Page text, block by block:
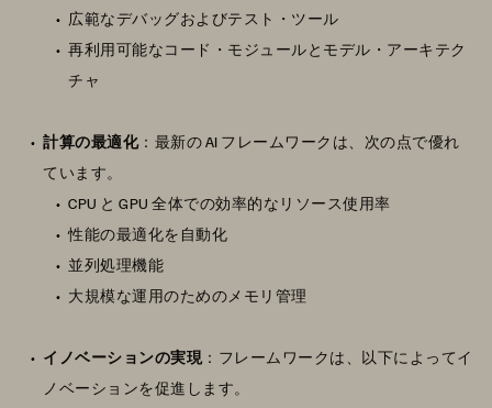
広範なデバッグおよびテスト・ツール
再利用可能なコード・モジュールとモデル・アーキテク
チャ
計算の最適化：最新の AI フレームワークは、次の点で優れ
ています。
CPU と GPU 全体での効率的なリソース使用率
性能の最適化を自動化
並列処理機能
大規模な運用のためのメモリ管理
イノベーションの実現：フレームワークは、以下によってイ
ノベーションを促進します。